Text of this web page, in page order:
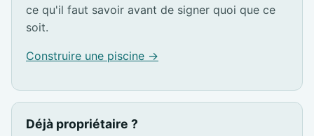
ce qu'il faut savoir avant de signer quoi que ce
soit.
Construire une piscine →
Déjà propriétaire ?